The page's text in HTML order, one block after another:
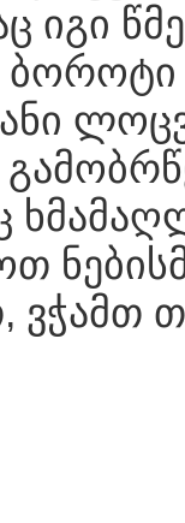
იგი
ბოროტი
ვჭამთ